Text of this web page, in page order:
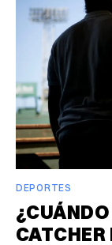
DEPORTES
CATCHER